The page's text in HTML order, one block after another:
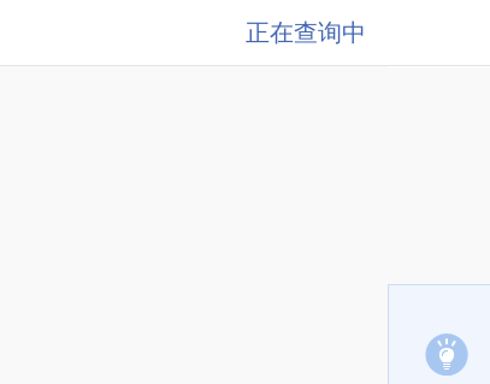
正在查询中